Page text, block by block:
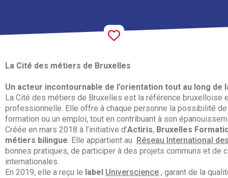
La Cité des métiers de Bruxelles
Un acteur incontournable de l’orientation tout au long de
La Cité des métiers de Bruxelles est la référence bruxelloise
professionnelle. Elle offre à chaque personne la possibilité
formation ou un emploi, tout en contribuant à son
Créée en mars 2018 à l’initiative d’Actiris, Bruxelles
métiers bilingue. Elle appartient au
Réseau International
bonnes pratiques, de participer à des projets communs et
internationales.
En 2019, elle a reçu le label Universcience , garant de la